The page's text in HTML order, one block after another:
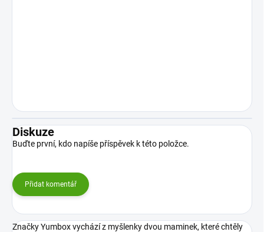
Diskuze
Buďte první, kdo napíše příspěvek k této položce.
Přidat komentář
Značky Yumbox vychází z myšlenky dvou maminek, které chtěly